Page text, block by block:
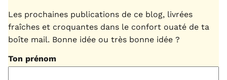
Les prochaines publications de ce blog, livrées
fraîches et croquantes dans le confort ouaté de ta
boîte mail. Bonne idée ou très bonne idée ?
Ton prénom